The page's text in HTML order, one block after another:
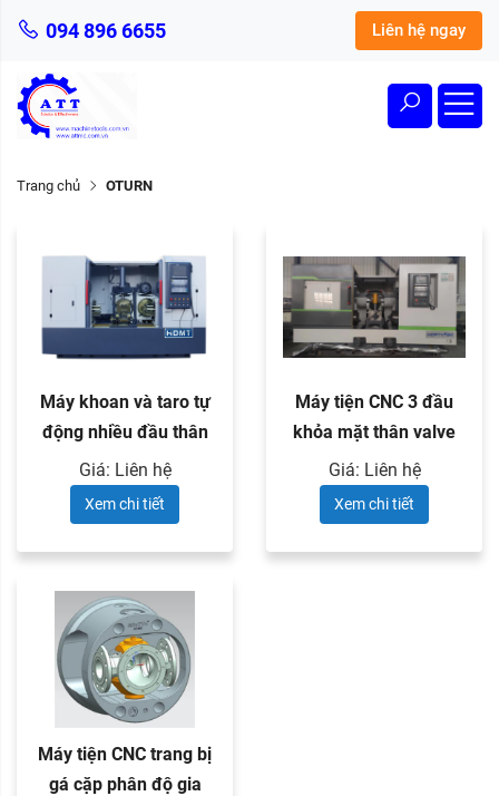
094 896 6655 Liên hệ ngay
Trang chủ OTURN
Máy khoan và taro tự
động nhiều đầu thân
valve
Giá: Liên hệ
Xem chi tiết
Máy tiện CNC 3 đầu
khỏa mặt thân valve
Giá: Liên hệ
Xem chi tiết
Máy tiện CNC trang bị
gá cặp phân độ gia